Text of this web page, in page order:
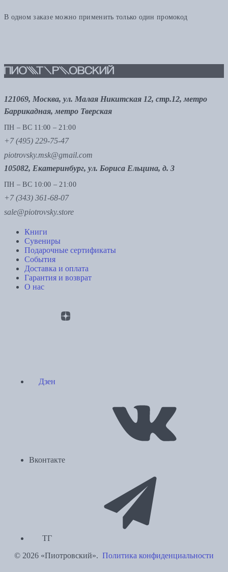
В одном заказе можно применить только один промокод
121069, Москва, ул. Малая Никитская 12, стр.12, метро
Баррикадная, метро Тверская
ПН – ВС 11:00 – 21:00
+7 (495) 229-75-47
piotrovsky.msk@gmail.com
105082, Екатеринбург, ул. Бориса Ельцина, д. 3
ПН – ВС 10:00 – 21:00
+7 (343) 361-68-07
sale@piotrovsky.store
Книги
Сувениры
Подарочные сертификаты
События
Доставка и оплата
Гарантия и возврат
О нас
Дзен
Вконтакте
ТГ
© 2026 «Пиотровский». Политика конфиденциальности